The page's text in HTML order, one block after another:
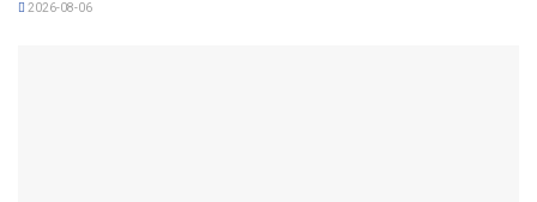
2026-08-06